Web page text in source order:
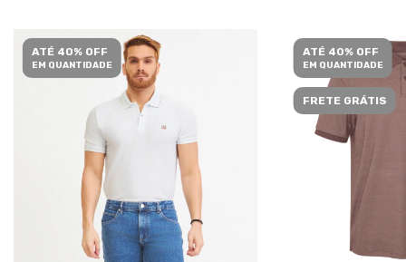
ATÉ 40% OFF
EM QUANTIDADE
ATÉ 40% OFF
EM QUANTIDADE
FRETE GRÁTIS